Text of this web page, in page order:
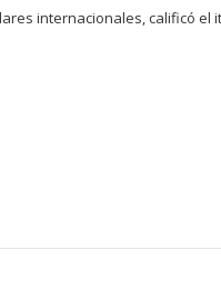
internacionales, calificó el